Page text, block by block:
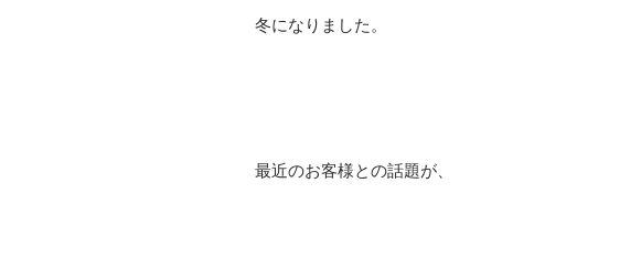
冬になりました。
最近のお客様との話題が、